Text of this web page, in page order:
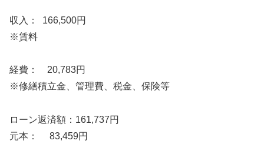
収入： 166,500円
※賃料
経費： 20,783円
※修繕積立金、管理費、税金、保険等
ローン返済額：161,737円
元本： 83,459円